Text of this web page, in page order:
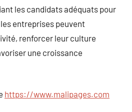
les candidats adéquats pour
entreprises peuvent
renforcer leur culture
une croissance
https://www.malipages.com